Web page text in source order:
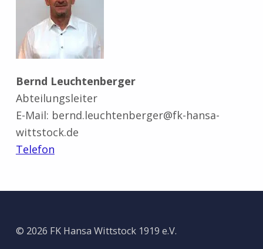
Bernd Leuchtenberger
Abteilungsleiter
E-Mail: bernd.leuchtenberger@fk-hansa-
wittstock.de
Telefon
Zurück zur Hauptnavigation springen
© 2026 FK Hansa Wittstock 1919 e.V.